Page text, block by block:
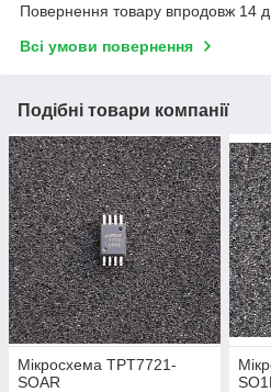
Повернення товару впродовж 14
Всі умови повернення
Подібні товари компанії
Мікросхема TPT7721-
SOAR